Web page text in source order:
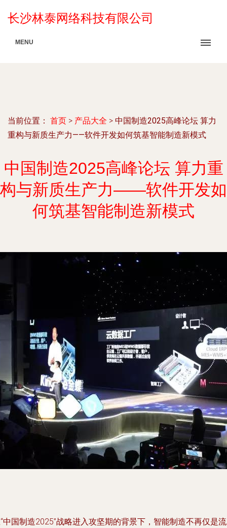
长沙林泰网络科技有限公司
MENU
当前位置： 首页 > 产品大全 > 中国制造2025高峰论坛 算力
重构与新质生产力——软件开发如何筑基智能制造新模式
中国制造2025高峰论坛 算力重
构与新质生产力——软件开发如
何筑基智能制造新模式
中国制造2025”战略进入攻坚期的背景下，智能制造不再仅是